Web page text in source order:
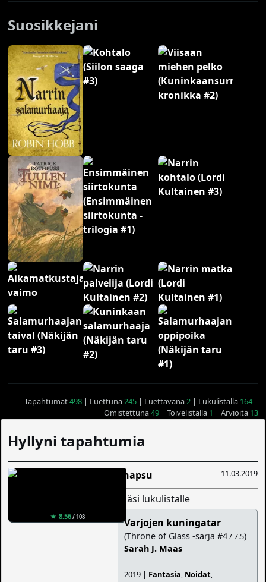
Suosikkejani
Tapahtumat498| Luettuna245| Luettavana2| Lukulistalla 164|
Omistettuna49| Toivelistalla 1 | Arvioita 13
Hyllyni tapahtumia
★ 8.56/ 108
11.03.2019
Snapsu
lisäsi lukulistalle
Varjojen kuningatar
(Throne of Glass -sarja #4/ 7.5)
Sarah J. Maas
2019 | Fantasia, Noidat,